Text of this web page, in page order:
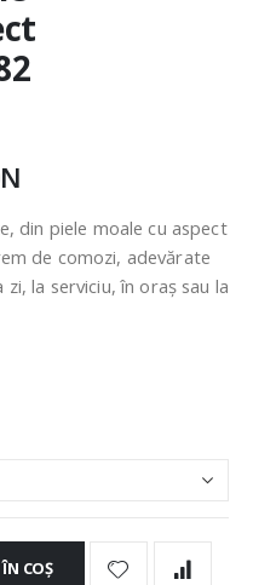
din piele moale cu aspect
de comozi, adevărate
la serviciu, în oraș sau la
COȘ